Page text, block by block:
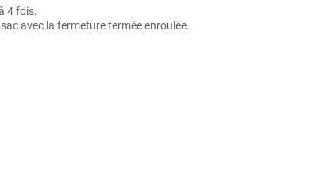
4 fois.
avec la fermeture fermée enroulée.